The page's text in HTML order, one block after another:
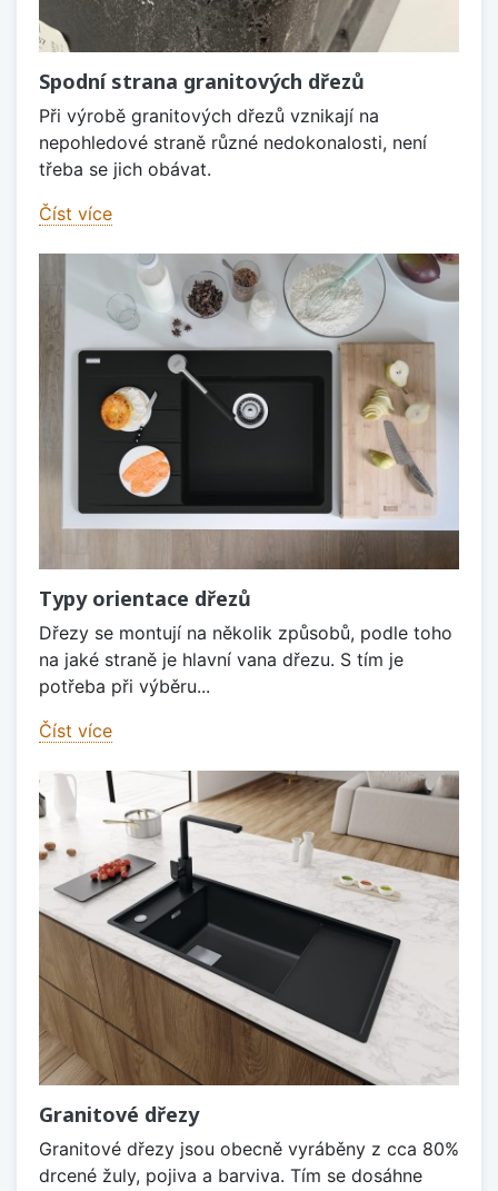
Spodní strana granitových dřezů
Při výrobě granitových dřezů vznikají na
nepohledové straně různé nedokonalosti, není
třeba se jich obávat.
Číst více
Typy orientace dřezů
Dřezy se montují na několik způsobů, podle toho
na jaké straně je hlavní vana dřezu. S tím je
potřeba při výběru...
Číst více
Granitové dřezy
Granitové dřezy jsou obecně vyráběny z cca 80%
drcené žuly, pojiva a barviva. Tím se dosáhne